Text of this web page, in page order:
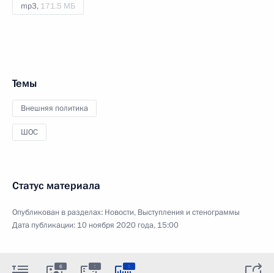
mp3, 171.5 МБ
Темы
Внешняя политика
ШОС
Статус материала
Опубликован в разделах: Новости, Выступления и стенограммы
Дата публикации: 10 ноября 2020 года, 15:00
6 : :